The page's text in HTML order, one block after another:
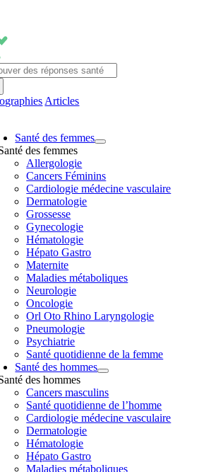
contenu
Articles
Santé des femmes
des femmes
Allergologie
Cancers Féminins
Cardiologie médecine vasculaire
Dermatologie
Grossesse
Gynecologie
Hématologie
Hépato Gastro
Maternite
Maladies métaboliques
Neurologie
Oncologie
Orl Oto Rhino Laryngologie
Pneumologie
Psychiatrie
Santé quotidienne de la femme
Santé des hommes
des hommes
Cancers masculins
Santé quotidienne de l’homme
Cardiologie médecine vasculaire
Dermatologie
Hématologie
Hépato Gastro
Maladies métaboliques